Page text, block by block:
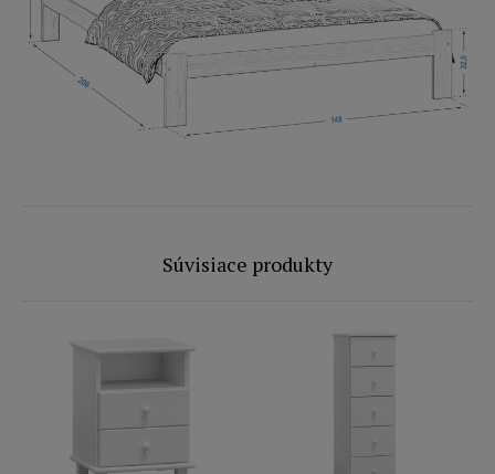
Súvisiace produkty